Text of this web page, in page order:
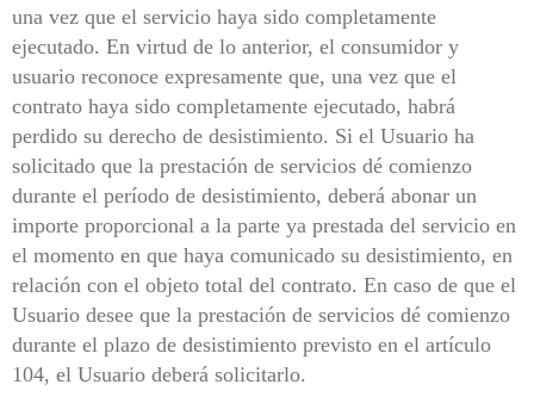
una vez que el servicio haya sido completamente
ejecutado. En virtud de lo anterior, el consumidor y
usuario reconoce expresamente que, una vez que el
contrato haya sido completamente ejecutado, habrá
perdido su derecho de desistimiento. Si el Usuario ha
solicitado que la prestación de servicios dé comienzo
durante el período de desistimiento, deberá abonar un
importe proporcional a la parte ya prestada del servicio en
el momento en que haya comunicado su desistimiento, en
relación con el objeto total del contrato. En caso de que el
Usuario desee que la prestación de servicios dé comienzo
durante el plazo de desistimiento previsto en el artículo
104, el Usuario deberá solicitarlo.